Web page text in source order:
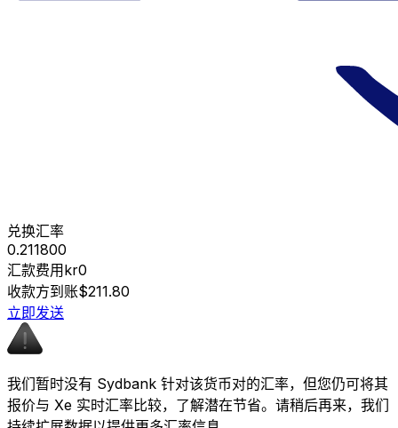
兑换汇率
0.211800
汇款费用kr0
收款方到账$211.80
立即发送
我们暂时没有 Sydbank 针对该货币对的汇率，但您仍可将其
报价与 Xe 实时汇率比较，了解潜在节省。请稍后再来，我们